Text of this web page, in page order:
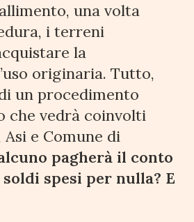
una volta
i terreni
la
originaria. Tutto,
un procedimento
che vedrà coinvolti
e Comune di
pagherà il conto
spesi per nulla? E